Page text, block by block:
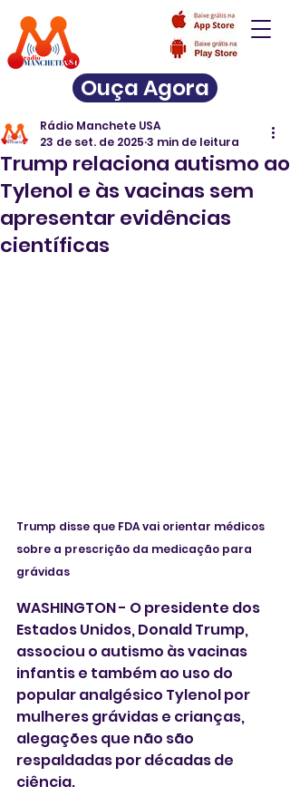
Ouça Agora
Trump relaciona autismo ao
Tylenol e às vacinas sem
apresentar evidências
científicas
Rádio Manchete USA
23 de set. de 2025 3 min de leitura
Trump disse que FDA vai orientar médicos
sobre a prescrição da medicação para
grávidas
WASHINGTON - O presidente dos
Estados Unidos, Donald Trump,
associou o autismo às vacinas
infantis e também ao uso do
popular analgésico Tylenol por
mulheres grávidas e crianças,
alegações que não são
respaldadas por décadas de
ciência.